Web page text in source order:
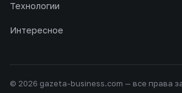
Технологии
Интересное
© 2026 gazeta-business.com — все права